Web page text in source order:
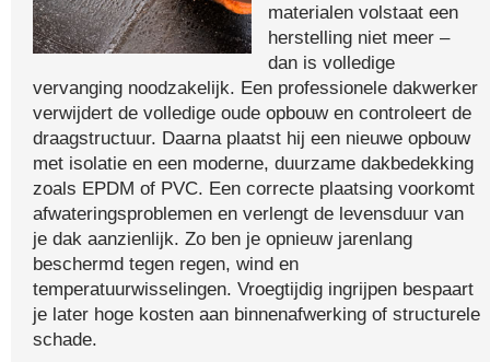
materialen volstaat een
herstelling niet meer –
dan is volledige
vervanging noodzakelijk. Een professionele dakwerker
verwijdert de volledige oude opbouw en controleert de
draagstructuur. Daarna plaatst hij een nieuwe opbouw
met isolatie en een moderne, duurzame dakbedekking
zoals EPDM of PVC. Een correcte plaatsing voorkomt
afwateringsproblemen en verlengt de levensduur van
je dak aanzienlijk. Zo ben je opnieuw jarenlang
beschermd tegen regen, wind en
temperatuurwisselingen. Vroegtijdig ingrijpen bespaart
je later hoge kosten aan binnenafwerking of structurele
schade.